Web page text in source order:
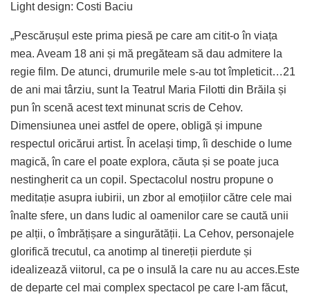
Light design: Costi Baciu
„Pescărușul este prima piesă pe care am citit-o în viața
mea. Aveam 18 ani și mă pregăteam să dau admitere la
regie film. De atunci, drumurile mele s-au tot împleticit…21
de ani mai târziu, sunt la Teatrul Maria Filotti din Brăila și
pun în scenă acest text minunat scris de Cehov.
Dimensiunea unei astfel de opere, obligă și impune
respectul oricărui artist. În același timp, îi deschide o lume
magică, în care el poate explora, căuta și se poate juca
nestingherit ca un copil. Spectacolul nostru propune o
meditație asupra iubirii, un zbor al emoțiilor către cele mai
înalte sfere, un dans ludic al oamenilor care se caută unii
pe alții, o îmbrățișare a singurătății. La Cehov, personajele
glorifică trecutul, ca anotimp al tinereții pierdute și
idealizează viitorul, ca pe o insulă la care nu au acces.Este
de departe cel mai complex spectacol pe care l-am făcut,